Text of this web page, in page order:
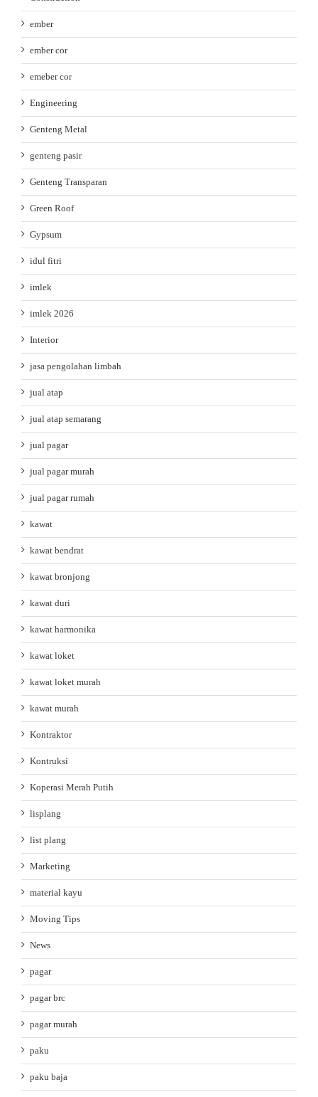
ember
ember cor
emeber cor
Engineering
Genteng Metal
genteng pasir
Genteng Transparan
Green Roof
Gypsum
idul fitri
imlek
imlek 2026
Interior
jasa pengolahan limbah
jual atap
jual atap semarang
jual pagar
jual pagar murah
jual pagar rumah
kawat
kawat bendrat
kawat bronjong
kawat duri
kawat harmonika
kawat loket
kawat loket murah
kawat murah
Kontraktor
Kontruksi
Koperasi Merah Putih
lisplang
list plang
Marketing
material kayu
Moving Tips
News
pagar
pagar brc
pagar murah
paku
paku baja